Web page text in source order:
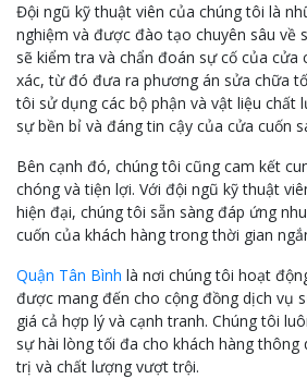
Đội ngũ kỹ thuật viên của chúng tôi là
nghiệm và được đào tạo chuyên sâu về
sẽ kiểm tra và chẩn đoán sự cố của cửa
xác, từ đó đưa ra phương án sửa chữa
tôi sử dụng các bộ phận và vật liệu chất
sự bền bỉ và đáng tin cậy của cửa cuốn
Bên cạnh đó, chúng tôi cũng cam kết
chóng và tiện lợi. Với đội ngũ kỹ thuật
hiện đại, chúng tôi sẵn sàng đáp ứng
cuốn của khách hàng trong thời gian
Quận Tân Bình là nơi chúng tôi hoạt
được mang đến cho cộng đồng dịch vụ
giá cả hợp lý và cạnh tranh. Chúng tôi
sự hài lòng tối đa cho khách hàng thông
trị và chất lượng vượt trội.